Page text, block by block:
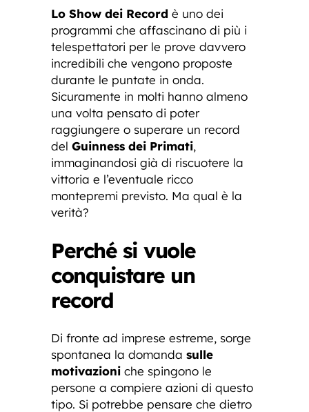
Lo Show dei Record è uno dei
programmi che affascinano di più i
telespettatori per le prove davvero
incredibili che vengono proposte
durante le puntate in onda.
Sicuramente in molti hanno almeno
una volta pensato di poter
raggiungere o superare un record
del Guinness dei Primati,
immaginandosi già di riscuotere la
vittoria e l’eventuale ricco
montepremi previsto. Ma qual è la
verità?
Perché si vuole
conquistare un
record
Di fronte ad imprese estreme, sorge
spontanea la domanda sulle
motivazioni che spingono le
persone a compiere azioni di questo
tipo. Si potrebbe pensare che dietro